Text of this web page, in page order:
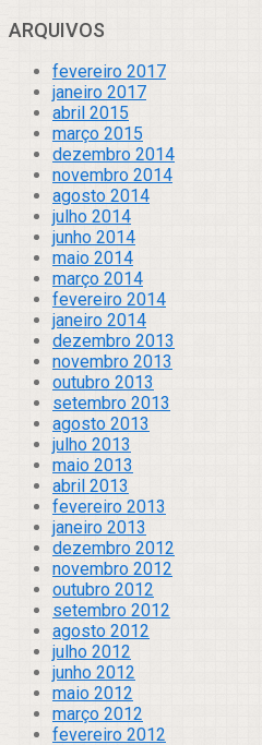
ARQUIVOS
fevereiro 2017
janeiro 2017
abril 2015
março 2015
dezembro 2014
novembro 2014
agosto 2014
julho 2014
junho 2014
maio 2014
março 2014
fevereiro 2014
janeiro 2014
dezembro 2013
novembro 2013
outubro 2013
setembro 2013
agosto 2013
julho 2013
maio 2013
abril 2013
fevereiro 2013
janeiro 2013
dezembro 2012
novembro 2012
outubro 2012
setembro 2012
agosto 2012
julho 2012
junho 2012
maio 2012
março 2012
fevereiro 2012